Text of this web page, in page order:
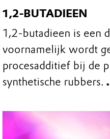
1,2-BUTADIEEN
1,2-butadieen is een
voornamelijk wordt
procesadditief bij de
synthetische rubbers.